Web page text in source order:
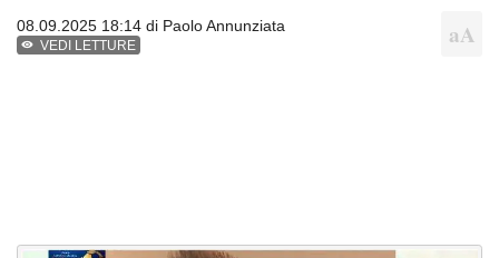
08.09.2025 18:14 di Paolo Annunziata
VEDI LETTURE